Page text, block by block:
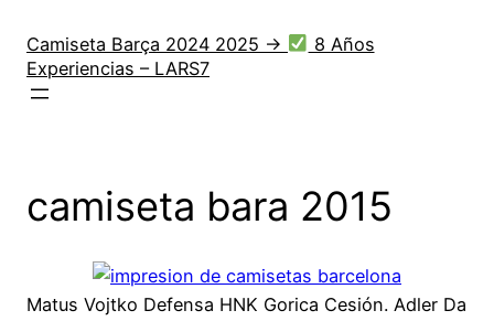
contenido
Camiseta Barça 2024 2025 →
8 Años
Experiencias – LARS7
camiseta bara 2015
Matus Vojtko Defensa HNK Gorica Cesión. Adler Da